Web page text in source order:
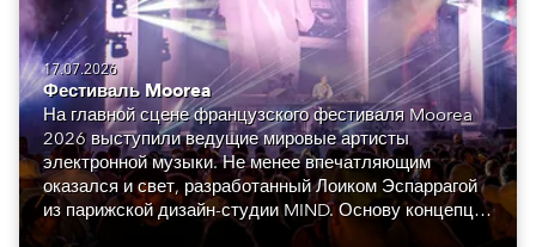
17.07.2026
Фестиваль Moorea
На главной сцене французского фестиваля Moorea
2026 выступили ведущие мировые артисты
электронной музыки. Не менее впечатляющим
оказался и свет, разработанный Лоиком Эспаррагой
из парижской дизайн-студии MIND. Основу концепции
составили сорок восемь Robe GigaPointe.